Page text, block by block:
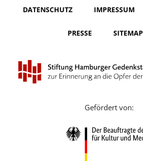
DATENSCHUTZ IMPRESSUM
PRESSE SITEMAP
Gefördert von: